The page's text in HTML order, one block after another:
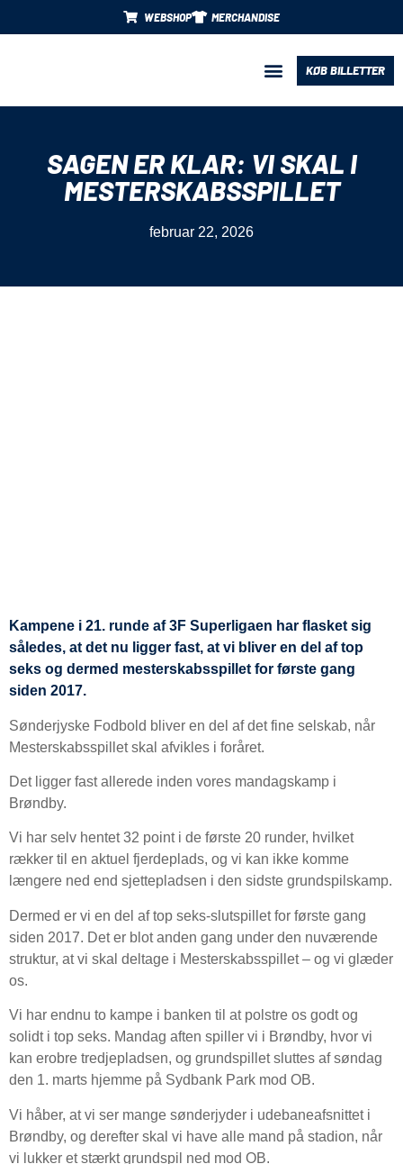
WEBSHOP MERCHANDISE
KØB BILLETTER
SAGEN ER KLAR: VI SKAL I
MESTERSKABSSPILLET
februar 22, 2026
Kampene i 21. runde af 3F Superligaen har flasket sig
således, at det nu ligger fast, at vi bliver en del af top
seks og dermed mesterskabsspillet for første gang
siden 2017.
Sønderjyske Fodbold bliver en del af det fine selskab, når
Mesterskabsspillet skal afvikles i foråret.
Det ligger fast allerede inden vores mandagskamp i
Brøndby.
Vi har selv hentet 32 point i de første 20 runder, hvilket
rækker til en aktuel fjerdeplads, og vi kan ikke komme
længere ned end sjettepladsen i den sidste grundspilskamp.
Dermed er vi en del af top seks-slutspillet for første gang
siden 2017. Det er blot anden gang under den nuværende
struktur, at vi skal deltage i Mesterskabsspillet – og vi glæder
os.
Vi har endnu to kampe i banken til at polstre os godt og
solidt i top seks. Mandag aften spiller vi i Brøndby, hvor vi
kan erobre tredjepladsen, og grundspillet sluttes af søndag
den 1. marts hjemme på Sydbank Park mod OB.
Vi håber, at vi ser mange sønderjyder i udebaneafsnittet i
Brøndby, og derefter skal vi have alle mand på stadion, når
vi lukker et stærkt grundspil ned mod OB.